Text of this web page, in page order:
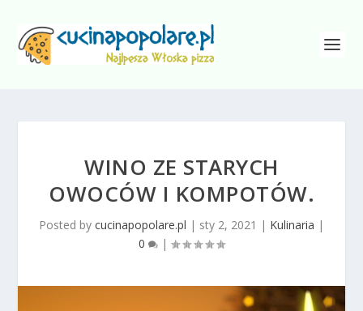
WINO ZE STARYCH
OWOCÓW I KOMPOTÓW.
Posted by cucinapopolare.pl | sty 2, 2021 | Kulinaria |
0
|